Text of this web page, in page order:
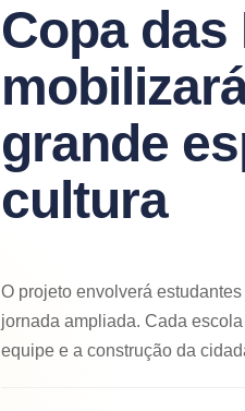
Copa das
grande
cultura
O projeto envolverá
jornada ampliada. Cada
equipe e a construção da